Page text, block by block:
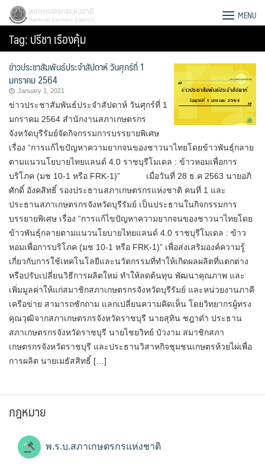
Skip
content
Search
for:
สภาเกษตรกรแห่งชาติ MENU
Tag:ปรีชา เรืองคุ้ม
ข่าวประชาสัมพันธ์ประจำสัปดาห์ วันศุกร์ที่ 1
มกราคม 2564
January 1, 2021
ข่าวประชาสัมพันธ์ประจำสัปดาห์ วันศุกร์ที่ 1
มกราคม 2564 สำนักงานสภาเกษตรกร
จังหวัดบุรีรัมย์จัดกิจกรรมการบรรยายพิเศษ
เรื่อง “การแก้ไขปัญหาความยากจนของชาวนาไทยโดยข้าวพันธุ์กลาย
ตามแนวนโยบายไทยแลนด์ 4.0 ราชบุรีโมเดล : ข้าวหอมเพื่อการ
บริโภค (มช 10-1 หรือ FRK-1)” เมื่อวันที่ 28 ธ.ค 2563 นายอภิ
ศักดิ์ อังคสิทธิ์ รองประธานสภาเกษตรกรแห่งชาติ คนที่ 1 และ
ประธานสภาเกษตรกรจังหวัดบุรีรัมย์ เป็นประธานในกิจกรรมการ
บรรยายพิเศษ เรื่อง “การแก้ไขปัญหาความยากจนของชาวนาไทยโดย
ข้าวพันธุ์กลายตามแนวนโยบายไทยแลนด์ 4.0 ราชบุรีโมเดล : ข้าว
หอมเพื่อการบริโภค (มช 10-1 หรือ FRK-1)” เพื่อส่งเสริมองค์ความรู้
เกี่ยวกับการใช้เทคโนโลยีและนวัตกรรมที่ทำให้เกิดผลผลิตที่แตกต่าง
หรือปรับเปลี่ยนวิธีการผลิตใหม่ ทำให้ลดต้นทุน พัฒนาคุณภาพ และ
เพิ่มมูลค่าให้แก่สมาชิกสภาเกษตรกรจังหวัดบุรีรัมย์ และหน่วยงานภาคี
เครือข่าย สามารถซักถาม แลกเปลี่ยนความคิดเห็น โดยวิทยากรผู้ทรง
คุณวุฒิจากสภาเกษตรกรจังหวัดราชบุรี นายสุทิน ชฎาดำ ประธาน
สภาเกษตรกรจังหวัดราชบุรี นายไชยวิทย์ บัวงาม สมาชิกสภา
เกษตรกรจังหวัดราชบุรี และประธานวิสาหกิจชุมชนเกษตรห้วยไผ่เพื่อ
การผลิต นายเมธัสสิทธิ์ […]
กฎหมาย
พ.ร.บ.สภาเกษตรกรแห่งชาติ